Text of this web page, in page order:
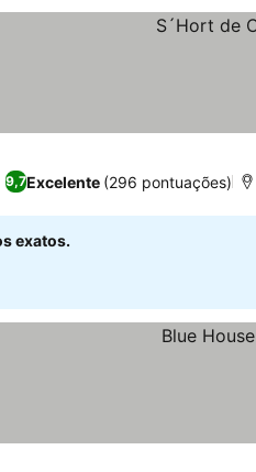
9,7Excelente (296 pontuações)
exatos.